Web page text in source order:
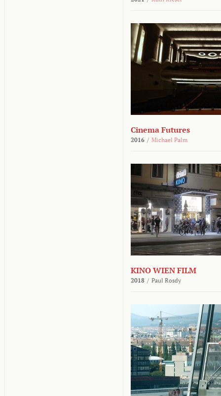
Cinema Futures
2016 / Michael Palm
KINO WIEN FILM
2018 / Paul Rosdy